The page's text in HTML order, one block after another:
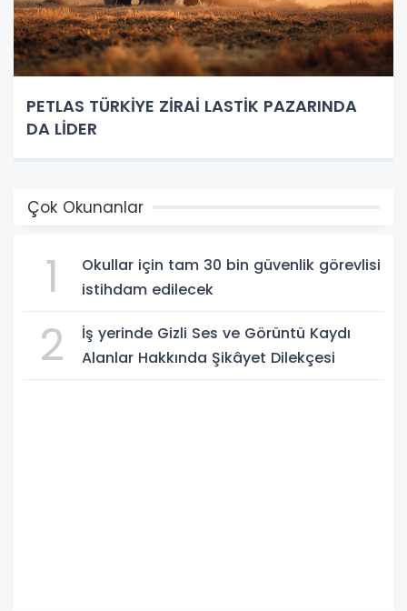
PETLAS TÜRKİYE ZİRAİ LASTİK PAZARINDA
DA LİDER
Çok Okunanlar
1
Okullar için tam 30 bin güvenlik görevlisi
istihdam edilecek
2
İş yerinde Gizli Ses ve Görüntü Kaydı
Alanlar Hakkında Şikâyet Dilekçesi